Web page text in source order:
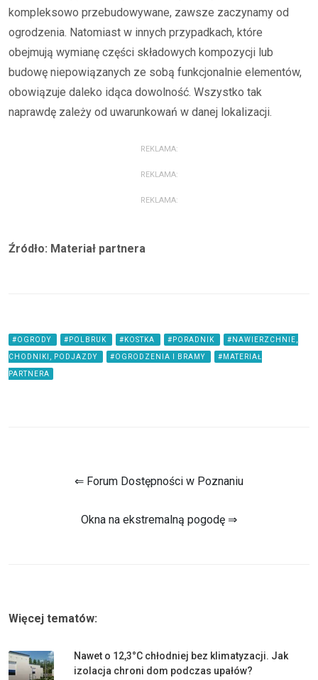
kompleksowo przebudowywane, zawsze zaczynamy od
ogrodzenia. Natomiast w innych przypadkach, które
obejmują wymianę części składowych kompozycji lub
budowę niepowiązanych ze sobą funkcjonalnie elementów,
obowiązuje daleko idąca dowolność. Wszystko tak
naprawdę zależy od uwarunkowań w danej lokalizacji.
REKLAMA:
REKLAMA:
REKLAMA:
Źródło: Materiał partnera
#OGRODY #POLBRUK #KOSTKA #PORADNIK #NAWIERZCHNIE,
CHODNIKI, PODJAZDY #OGRODZENIA I BRAMY #MATERIAŁ
PARTNERA
⇐ Forum Dostępności w Poznaniu
Okna na ekstremalną pogodę ⇒
Więcej tematów:
Nawet o 12,3°C chłodniej bez klimatyzacji. Jak
izolacja chroni dom podczas upałów?